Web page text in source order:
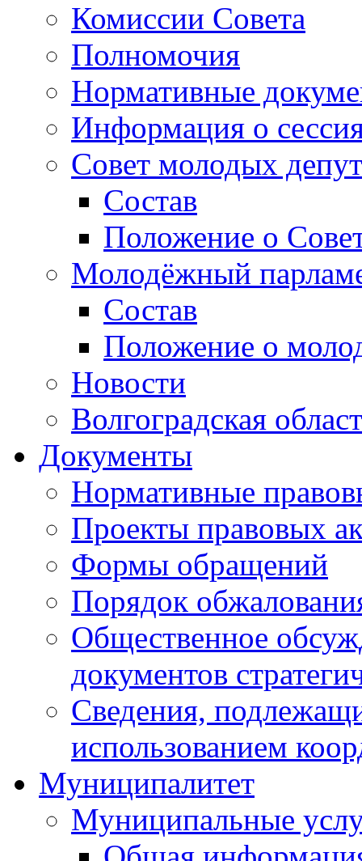
Комиссии Совета
Полномочия
Нормативные
Информация о
Совет молодых
Состав
Положение о
Молодёжный
Состав
Положение о
Новости
Волгоградская
Документы
Нормативные
Проекты правовых
Формы обращений
Порядок
Общественное
документов
Сведения,
использованием
Муниципалитет
Муниципальные